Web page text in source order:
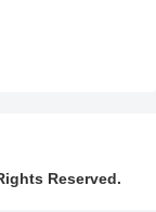
Reserved.